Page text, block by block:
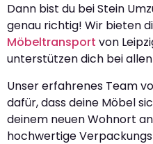
Dann bist du bei Stein
genau richtig! Wir bieten
Möbeltransport von
unterstützen dich bei
Unser erfahrenes Team
dafür, dass deine Möbel
deinem neuen Wohnort
hochwertige